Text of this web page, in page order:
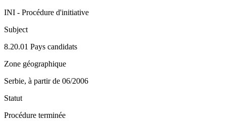
INI - Procédure d'initiative
Subject
8.20.01 Pays candidats
Zone géographique
Serbie, à partir de 06/2006
Statut
Procédure terminée